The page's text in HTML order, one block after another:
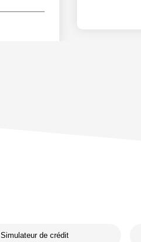
Simulateur de crédit